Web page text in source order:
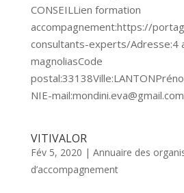
CONSEILLien formation
accompagnement:https://
consultants-experts/Adresse:4
magnoliasCode
NIE-
VITIVALOR
Fév 5, 2020 | Annuaire des
d’accompagnement